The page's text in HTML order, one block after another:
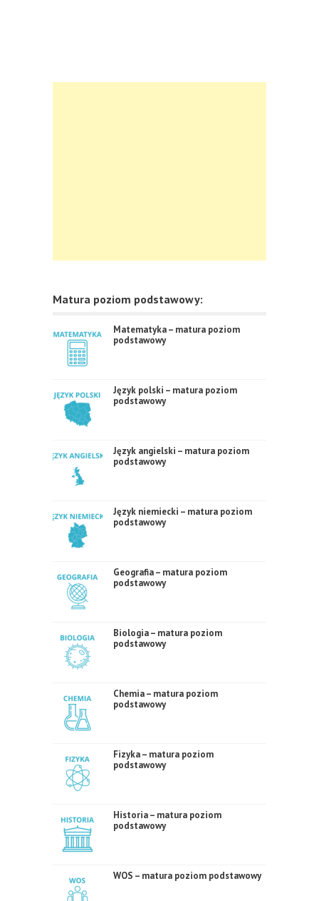
Matura poziom podstawowy:
Matematyka – matura poziom
podstawowy
Język polski – matura poziom
podstawowy
Język angielski – matura poziom
podstawowy
Język niemiecki – matura poziom
podstawowy
Geografia – matura poziom
podstawowy
Biologia – matura poziom
podstawowy
Chemia – matura poziom
podstawowy
Fizyka – matura poziom
podstawowy
Historia – matura poziom
podstawowy
WOS – matura poziom podstawowy